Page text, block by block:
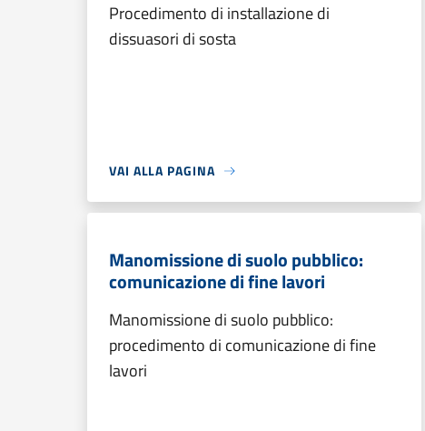
Procedimento di installazione di
dissuasori di sosta
VAI ALLA PAGINA
Manomissione di suolo pubblico:
comunicazione di fine lavori
Manomissione di suolo pubblico:
procedimento di comunicazione di fine
lavori